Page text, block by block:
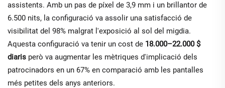
assistents. Amb un pas de píxel de 3,9 mm i un brillantor de
6.500 nits, la configuració va assolir una satisfacció de
visibilitat del 98% malgrat l'exposició al sol del migdia.
Aquesta configuració va tenir un cost de 18.000–22.000 $
diaris però va augmentar les mètriques d'implicació dels
patrocinadors en un 67% en comparació amb les pantalles
més petites dels anys anteriors.